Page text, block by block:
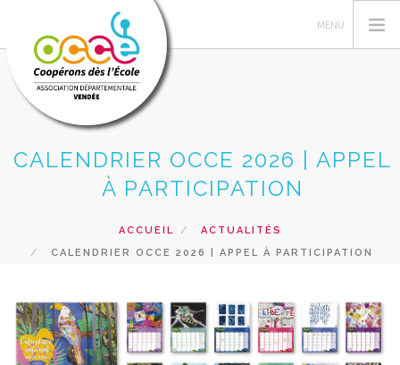
L'OCCE
C'EST QUOI UNE COOPERATIVE
PRETS ET SERVICES
RECHERCHER
CALENDRIER OCCE 2026 | APPEL
À PARTICIPATION
ACCUEIL
ACTUALITÉS
CALENDRIER OCCE 2026 | APPEL À PARTICIPATION